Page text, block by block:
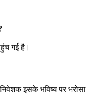
गई है।
इसके भविष्य पर भरोसा